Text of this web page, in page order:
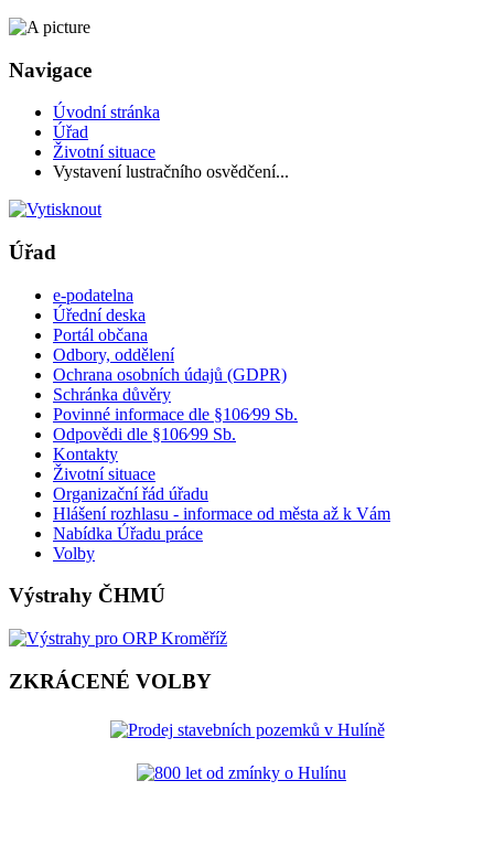
Navigace
Úvodní stránka
Úřad
Životní situace
Vystavení lustračního osvědčení...
Úřad
e-podatelna
Úřední deska
Portál občana
Odbory, oddělení
Ochrana osobních údajů (GDPR)
Schránka důvěry
Povinné informace dle §106⁄99 Sb.
Odpovědi dle §106⁄99 Sb.
Kontakty
Životní situace
Organizační řád úřadu
Hlášení rozhlasu - informace od města až k Vám
Nabídka Úřadu práce
Volby
Výstrahy ČHMÚ
ZKRÁCENÉ VOLBY